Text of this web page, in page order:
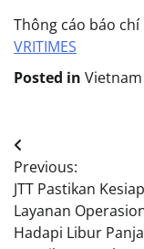
Thông cáo báo
VRITIMES
Posted in Vietnam
Post
navigation
Previous:
JTT Pastikan
Layanan
Hadapi Libur